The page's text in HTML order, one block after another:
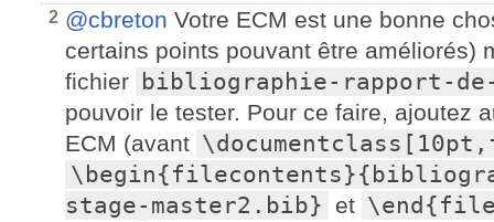
2 @cbreton Votre ECM est une bonne
certains points pouvant être améliorés)
fichier
bibliographie-rapport-
pouvoir le tester. Pour ce faire, ajoutez
ECM (avant
stage-master2.bib}
et